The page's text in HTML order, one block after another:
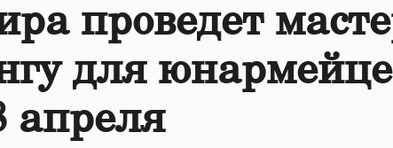
проведет
для
апреля